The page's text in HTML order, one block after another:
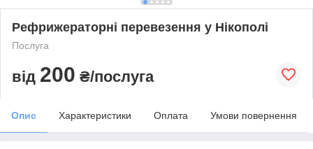
Рефрижераторні перевезення у Нікополі
Послуга
від 200 ₴/послуга
Опис Характеристики Оплата Умови повернення